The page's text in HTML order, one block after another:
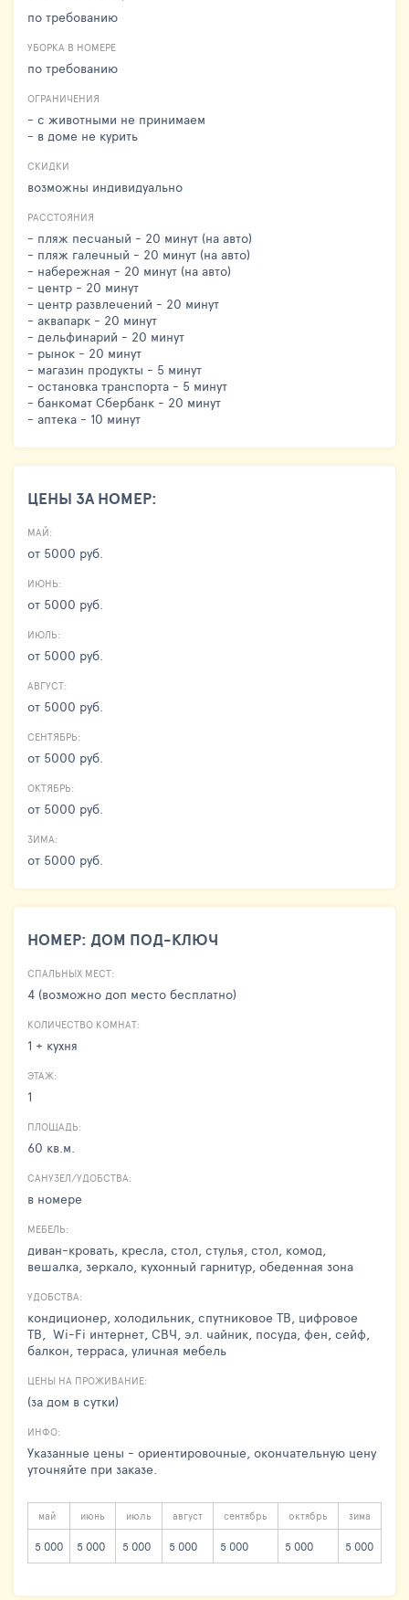
по требованию
УБОРКА В НОМЕРЕ
по требованию
ОГРАНИЧЕНИЯ
- с животными не принимаем
- в доме не курить
СКИДКИ
возможны индивидуально
РАССТОЯНИЯ
- пляж песчаный - 20 минут (на авто)
- пляж галечный - 20 минут (на авто)
- набережная - 20 минут (на авто)
- центр - 20 минут
- центр развлечений - 20 минут
- аквапарк - 20 минут
- дельфинарий - 20 минут
- рынок - 20 минут
- магазин продукты - 5 минут
- остановка транспорта - 5 минут
- банкомат Сбербанк - 20 минут
- аптека - 10 минут
ЦЕНЫ ЗА НОМЕР:
МАЙ:
от 5000 руб.
ИЮНЬ:
от 5000 руб.
ИЮЛЬ:
от 5000 руб.
АВГУСТ:
от 5000 руб.
СЕНТЯБРЬ:
от 5000 руб.
ОКТЯБРЬ:
от 5000 руб.
ЗИМА:
от 5000 руб.
НОМЕР: ДОМ ПОД-КЛЮЧ
СПАЛЬНЫХ МЕСТ:
4 (возможно доп место бесплатно)
КОЛИЧЕСТВО КОМНАТ:
1 + кухня
ЭТАЖ:
1
ПЛОЩАДЬ:
60 кв.м.
САНУЗЕЛ/УДОБСТВА:
в номере
МЕБЕЛЬ:
диван-кровать, кресла, стол, стулья, стол, комод,
вешалка, зеркало, кухонный гарнитур, обеденная зона
УДОБСТВА:
кондиционер, холодильник, спутниковое ТВ, цифровое
ТВ, Wi-Fi интернет, СВЧ, эл. чайник, посуда, фен, сейф,
балкон, терраса, уличная мебель
ЦЕНЫ НА ПРОЖИВАНИЕ:
(за дом в сутки)
ИНФО:
Указанные цены - ориентировочные, окончательную цену
уточняйте при заказе.
май июнь июль август сентябрь октябрь зима
5 000 5 000 5 000 5 000 5 000 5 000 5 000